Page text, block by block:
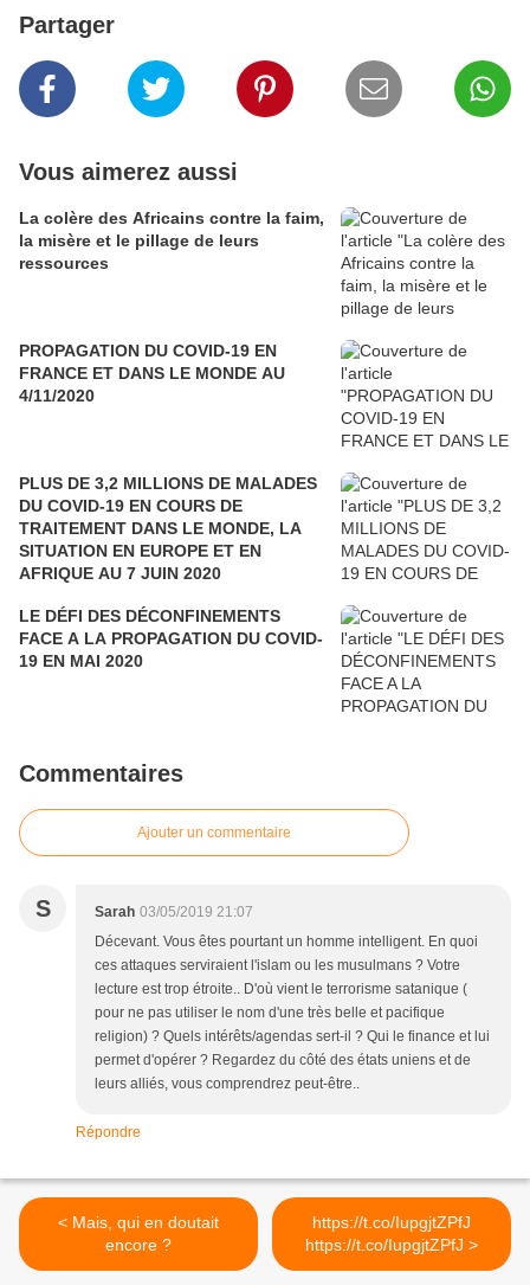
Partager
Vous aimerez aussi
La colère des Africains contre la faim,
la misère et le pillage de leurs
ressources
PROPAGATION DU COVID-19 EN
FRANCE ET DANS LE MONDE AU
4/11/2020
PLUS DE 3,2 MILLIONS DE MALADES
DU COVID-19 EN COURS DE
TRAITEMENT DANS LE MONDE, LA
SITUATION EN EUROPE ET EN
AFRIQUE AU 7 JUIN 2020
LE DÉFI DES DÉCONFINEMENTS
FACE A LA PROPAGATION DU COVID-
19 EN MAI 2020
Commentaires
Ajouter un commentaire
S Sarah 03/05/2019 21:07
Décevant. Vous êtes pourtant un homme intelligent. En quoi
ces attaques serviraient l'islam ou les musulmans ? Votre
lecture est trop étroite.. D'où vient le terrorisme satanique (
pour ne pas utiliser le nom d'une très belle et pacifique
religion) ? Quels intérêts/agendas sert-il ? Qui le finance et lui
permet d'opérer ? Regardez du côté des états uniens et de
leurs alliés, vous comprendrez peut-être..
Répondre
< Mais, qui en doutait
encore ?
https://t.co/IupgjtZPfJ
https://t.co/IupgjtZPfJ >